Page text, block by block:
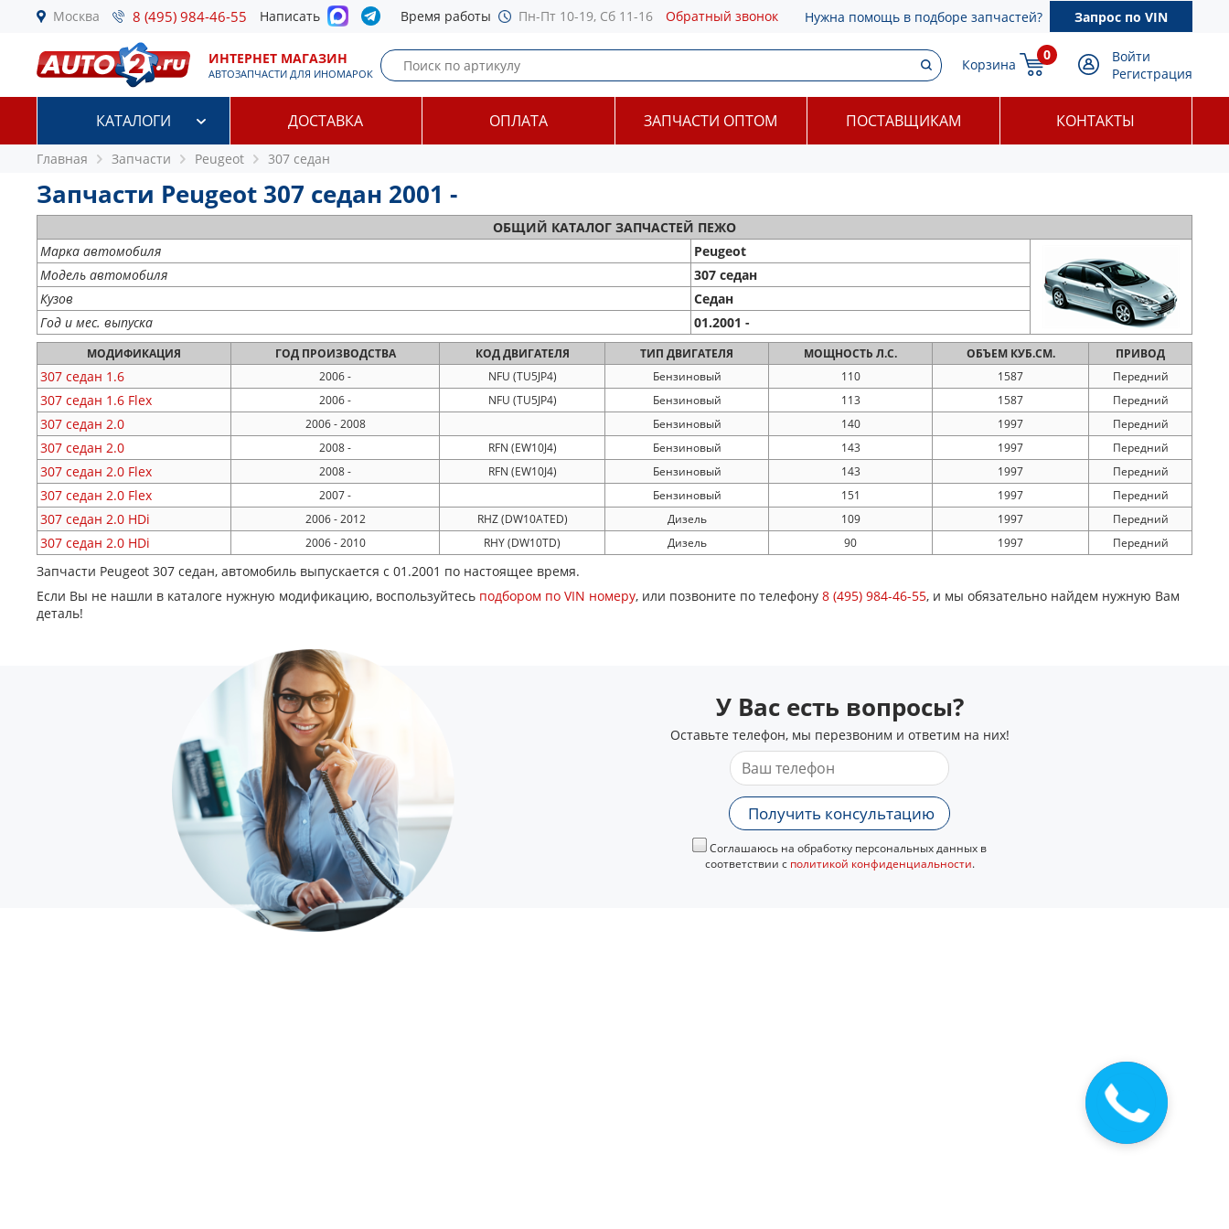
Москва 8 (495) 984-46-55 Написать Время работы Пн-Пт 10-19, Сб 11-16 Обратный звонок Нужна помощь в подборе запчастей? Запрос по VIN
ИНТЕРНЕТ МАГАЗИН
АВТОЗАПЧАСТИ ДЛЯ ИНОМАРОК
Корзина
0
Войти
Регистрация
КАТАЛОГИ ДОСТАВКА ОПЛАТА ЗАПЧАСТИ ОПТОМ ПОСТАВЩИКАМ КОНТАКТЫ
Главная Запчасти Peugeot 307 седан
Запчасти Peugeot 307 седан 2001 -
ОБЩИЙ КАТАЛОГ ЗАПЧАСТЕЙ ПЕЖО
Марка автомобиля
Peugeot
Модель автомобиля
307 седан
Кузов
Седан
Год и мес. выпуска
01.2001 -
МОДИФИКАЦИЯ ГОДПРОИЗВОДСТВА КОДДВИГАТЕЛЯ ТИП ДВИГАТЕЛЯ МОЩНОСТЬ Л.С. ОБЪЕМ КУБ.СМ. ПРИВОД
307 седан 1.6 2006 - NFU (TU5JP4) Бензиновый 110 1587 Передний
307 седан 1.6 Flex 2006 - NFU (TU5JP4) Бензиновый 113 1587 Передний
307 седан 2.0 2006 - 2008 Бензиновый 140 1997 Передний
307 седан 2.0 2008 - RFN (EW10J4) Бензиновый 143 1997 Передний
307 седан 2.0 Flex 2008 - RFN (EW10J4) Бензиновый 143 1997 Передний
307 седан 2.0 Flex 2007 - Бензиновый 151 1997 Передний
307 седан 2.0 HDi 2006 - 2012 RHZ (DW10ATED) Дизель 109 1997 Передний
307 седан 2.0 HDi 2006 - 2010 RHY (DW10TD) Дизель 90 1997 Передний
Запчасти Peugeot 307 седан, автомобиль выпускается с 01.2001 по настоящее время.
Если Вы не нашли в каталоге нужную модификацию, воспользуйтесь подбором по VIN номеру, или позвоните по телефону 8 (495) 984-46-55, и мы обязательно найдем нужную Вам
деталь!
У Вас есть вопросы?
Оставьте телефон, мы перезвоним и ответим на них!
Получить консультацию
Соглашаюсь на обработку персональных данных в
соответствии с политикой конфиденциальности.
Закажите
звонок